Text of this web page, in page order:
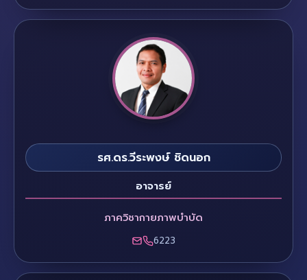
รศ.ดร.วีระพงษ์ ชิดนอก
อาจารย์
ภาควิชากายภาพบำบัด
6223